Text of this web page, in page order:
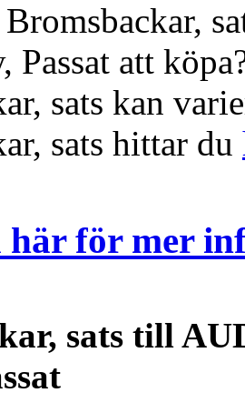
Passat att
sats kan
sats hittar du
här för mer
sats till